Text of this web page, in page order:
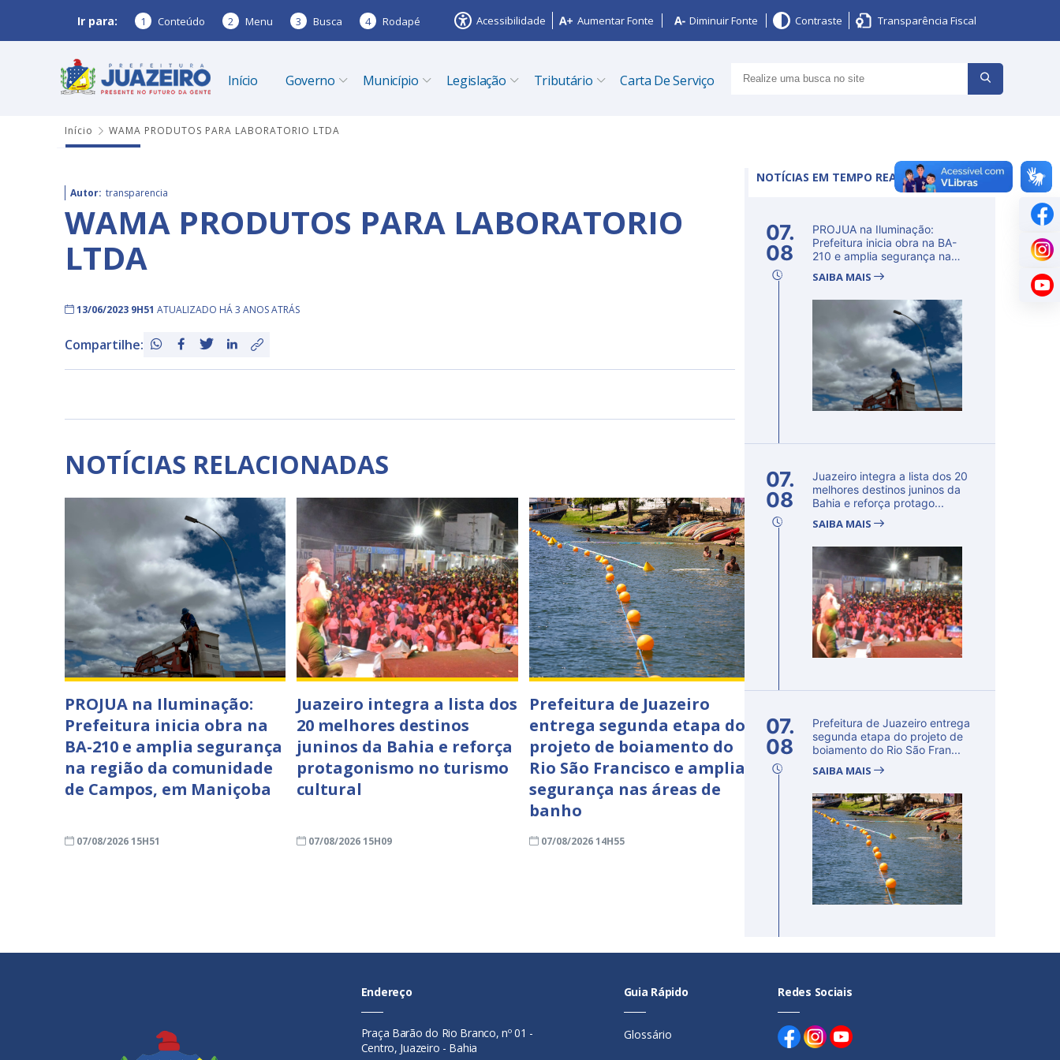
Ir para: 1 Conteúdo 2 Menu 3 Busca 4 Rodapé Acessibilidade Aumentar Fonte Diminuir Fonte Contraste Transparência Fiscal
Início Governo Município Legislação Tributário Carta De Serviço
Início WAMA PRODUTOS PARA LABORATORIO LTDA
Autor: transparencia
WAMA PRODUTOS PARA LABORATORIO
LTDA
13/06/2023 9H51 ATUALIZADO HÁ 3 ANOS ATRÁS
Compartilhe:
NOTÍCIAS RELACIONADAS
PROJUA na Iluminação:
Prefeitura inicia obra na
BA-210 e amplia segurança
na região da comunidade
de Campos, em Maniçoba
07/08/2026 15H51
Juazeiro integra a lista dos
20 melhores destinos
juninos da Bahia e reforça
protagonismo no turismo
cultural
07/08/2026 15H09
Prefeitura de Juazeiro
entrega segunda etapa do
projeto de boiamento do
Rio São Francisco e amplia
segurança nas áreas de
banho
07/08/2026 14H55
NOTÍCIAS EM TEMPO REAL
07.
08
PROJUA na Iluminação:
Prefeitura inicia obra na BA-
210 e amplia segurança na
SAIBA MAIS
07.
08
Juazeiro integra a lista dos 20
melhores destinos juninos da
Bahia e reforça protago...
SAIBA MAIS
07.
08
Prefeitura de Juazeiro entrega
segunda etapa do projeto de
boiamento do Rio São Fran...
SAIBA MAIS
Endereço
Praça Barão do Rio Branco, nº 01 -
Centro, Juazeiro - Bahia
Guia Rápido
Glossário
Redes Sociais